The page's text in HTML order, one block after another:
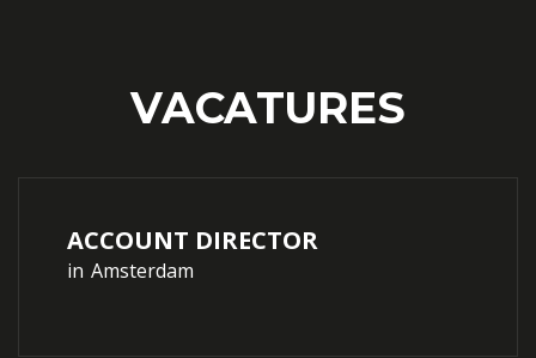
VACATURES
ACCOUNT DIRECTOR
in Amsterdam